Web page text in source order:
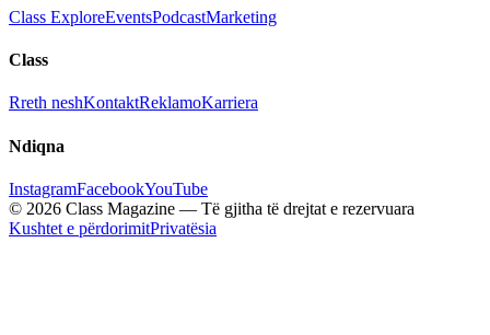
Class ExploreEventsPodcastMarketing
Class
Rreth neshKontaktReklamoKarriera
Ndiqna
InstagramFacebookYouTube
© 2026 Class Magazine — Të gjitha të drejtat e rezervuara
Kushtet e përdorimitPrivatësia